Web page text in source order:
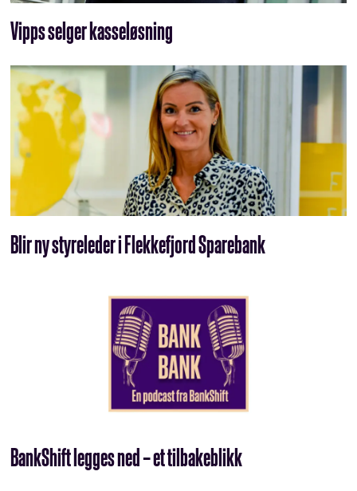
Vipps selger kasseløsning
Blir ny styreleder i Flekkefjord Sparebank
BankShift legges ned – et tilbakeblikk